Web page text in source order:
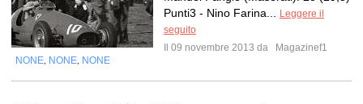
Punti3 - Nino Farina...
Leggere il
seguito
Il 09 novembre 2013 da
Magazinef1
NONE NONE NONE